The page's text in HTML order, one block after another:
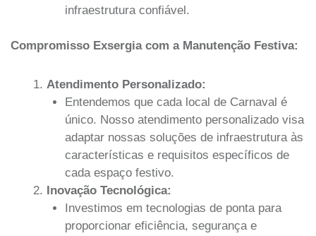
infraestrutura confiável.
Compromisso Exsergia com a Manutenção Festiva:
Atendimento Personalizado:
Entendemos que cada local de Carnaval é
único. Nosso atendimento personalizado visa
adaptar nossas soluções de infraestrutura às
características e requisitos específicos de
cada espaço festivo.
Inovação Tecnológica:
Investimos em tecnologias de ponta para
proporcionar eficiência, segurança e